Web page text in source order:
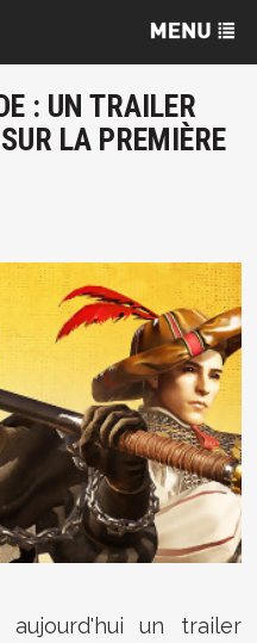
: UN TRAILER
LA PREMIÈRE
aujourd'hui un trailer